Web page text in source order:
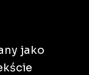
jako